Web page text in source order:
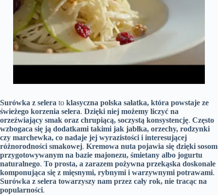
Surówka z selera to klasyczna polska sałatka, która powstaje ze
świeżego korzenia selera. Dzięki niej możemy liczyć na
orzeźwiający smak oraz chrupiącą, soczystą konsystencję. Często
wzbogaca się ją dodatkami takimi jak jabłka, orzechy, rodzynki
czy marchewka, co nadaje jej wyrazistości i interesującej
różnorodności smakowej. Kremowa nuta pojawia się dzięki sosom
przygotowywanym na bazie majonezu, śmietany albo jogurtu
naturalnego. To prosta, a zarazem pożywna przekąska doskonale
komponująca się z mięsnymi, rybnymi i warzywnymi potrawami.
Surówka z selera towarzyszy nam przez cały rok, nie tracąc na
popularności.